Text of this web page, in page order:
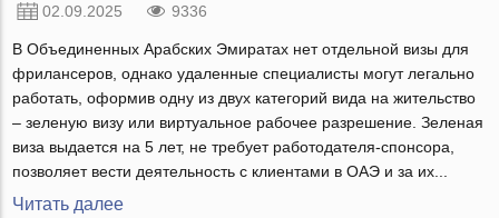
02.09.2025 9336
В Объединенных Арабских Эмиратах нет отдельной визы для
фрилансеров, однако удаленные специалисты могут легально
работать, оформив одну из двух категорий вида на жительство
– зеленую визу или виртуальное рабочее разрешение. Зеленая
виза выдается на 5 лет, не требует работодателя-спонсора,
позволяет вести деятельность с клиентами в ОАЭ и за их...
Читать далее